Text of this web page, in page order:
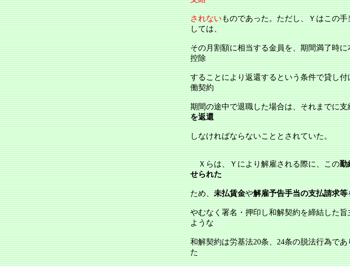
されないものであった。ただし、Ｙはこの手
しては、
その月割額に相当する金員を、期間満了時
控除
することにより返還するという条件で貸し
働契約
期間の途中で退職した場合は、それまでに
を返還
しなければならないこととされていた。
Ｘらは、Ｙにより解雇される際に、この勤
せられた
ため、未払賃金や解雇予告手当の支払請求等
やむなく署名・押印し和解契約を締結した
ような
和解契約は労基法20条、24条の脱法行為で
た